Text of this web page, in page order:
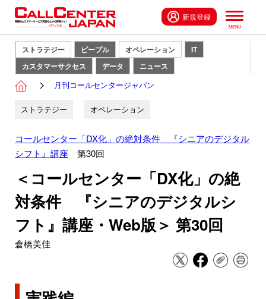
新規登録
ストラテジー ピープル オペレーション
IT
カスタマーサクセス
データ ニュース
月刊コールセンタージャパン
ストラテジー オペレーション
コールセンター「DX化」の絶対条件 『シニアのデジタル
シフト』講座 第30回
＜コールセンター「DX化」の絶
対条件 『シニアのデジタルシ
フト』講座・Web版＞ 第30回
倉橋美佳